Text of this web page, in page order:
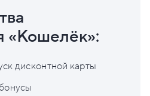
«Кошелёк»:
дисконтной карты